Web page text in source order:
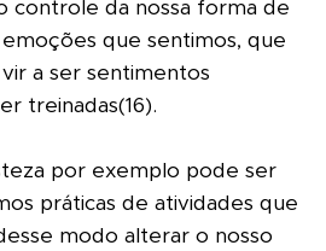
controle da nossa forma de
que sentimos, que
a ser sentimentos
treinadas(16).
por exemplo pode ser
práticas de atividades que
modo alterar o nosso